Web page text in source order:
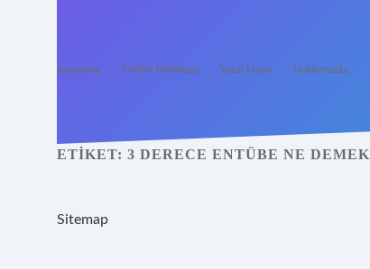
Anasayfa Gizlilik Politikası Yasal Uyarı Hakkımızda
ETIKET: 3 DERECE ENTÜBE NE DEMEK
Sitemap